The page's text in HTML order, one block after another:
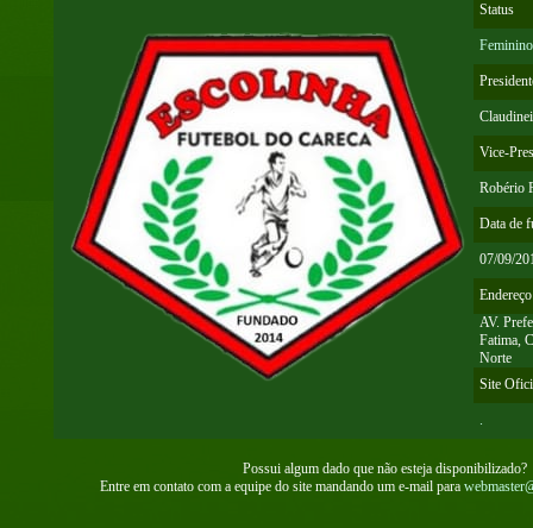
Status
Feminino
Vice-
Robério
Data de
07/09/
Endereço
AV.
Fatima,
Norte
Site
.
Possui algum dado que não esteja disponibilizado?
Entre em contato com a equipe do site mandando um e-mail para